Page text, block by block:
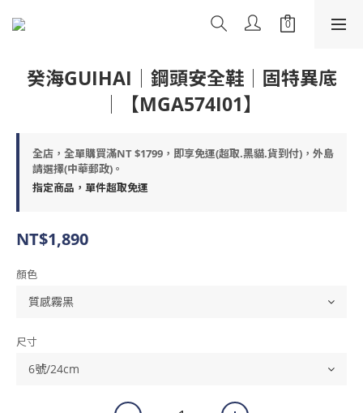
癸海GUIHAI│鋼頭安全鞋│固特異底
│【MGA574I01】
全店，全單購買滿NT $1799，即享免運(超取.黑貓.貨到付)，外島
請選擇(中華郵政)。
指定商品，單件超取免運
NT$1,890
顏色
尺寸